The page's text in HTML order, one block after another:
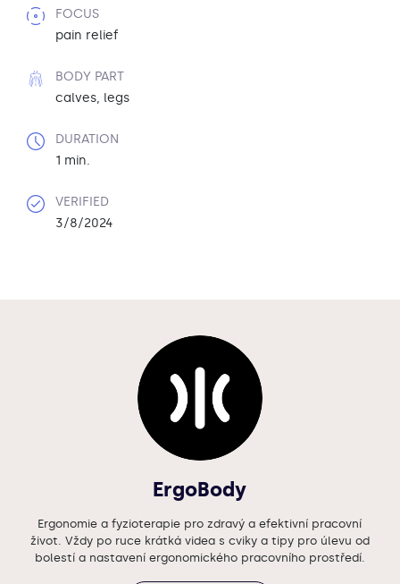
FOCUS
pain relief
BODY PART
calves, legs
DURATION
1 min.
VERIFIED
3/8/2024
ErgoBody
Ergonomie a fyzioterapie pro zdravý a efektivní pracovní
život. Vždy po ruce krátká videa s cviky a tipy pro úlevu od
bolestí a nastavení ergonomického pracovního prostředí.